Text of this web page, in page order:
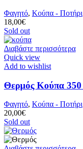
Φαγητό, Κούπα - Ποτήρι
18,00€
Sold out
Διαβάστε περισσότερα
Quick view
Add to wishlist
Θερμός Κούπα
Φαγητό, Κούπα - Ποτήρι
20,00€
Sold out